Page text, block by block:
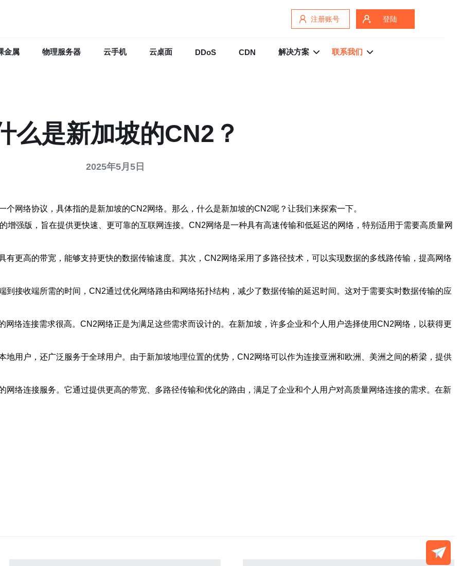
注册账号 登陆
金属 物理服务器 云手机 云桌面 DDoS CDN 解决方案 联系我们
么是新加坡的CN2？
2025年5月5日
网络协议，具体指的是新加坡的CN2网络。那么，什么是新加坡的CN2呢？让我们来探索一下。
增强版，旨在提供更快速、更可靠的互联网连接。CN2网络是一种具有高速传输和低延迟的网络，特别适用于需要高质量网
更高的带宽，能够支持更快的数据传输速度。其次，CN2网络采用了多路径技术，可以实现数据的多线路传输，提高网络
接收端所需的时间，CN2通过优化网络路由和网络拓扑结构，减少了数据传输的延迟时间。这对于需要实时数据传输的应
络连接需求很高。CN2网络正是为满足这些需求而设计的。在新加坡，许多企业和个人用户选择使用CN2网络，以获得更
用户，还广泛服务于全球用户。由于新加坡地理位置的优势，CN2网络可以作为连接亚洲和欧洲、美洲之间的桥梁，提供
络连接服务。它通过提供更高的带宽、多路径传输和优化的路由，满足了企业和个人用户对高质量网络连接的需求。在新